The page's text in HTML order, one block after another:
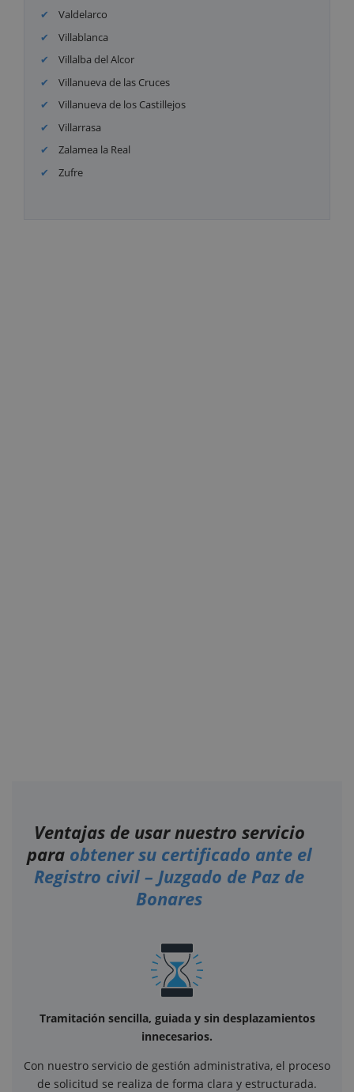
Valdelarco
Villablanca
Villalba del Alcor
Villanueva de las Cruces
Villanueva de los Castillejos
Villarrasa
Zalamea la Real
Zufre
Ventajas de usar nuestro servicio
para obtener su certificado ante el
Registro civil – Juzgado de Paz de
Bonares
Tramitación sencilla, guiada y sin desplazamientos
innecesarios.
Con nuestro servicio de gestión administrativa, el proceso
de solicitud se realiza de forma clara y estructurada.